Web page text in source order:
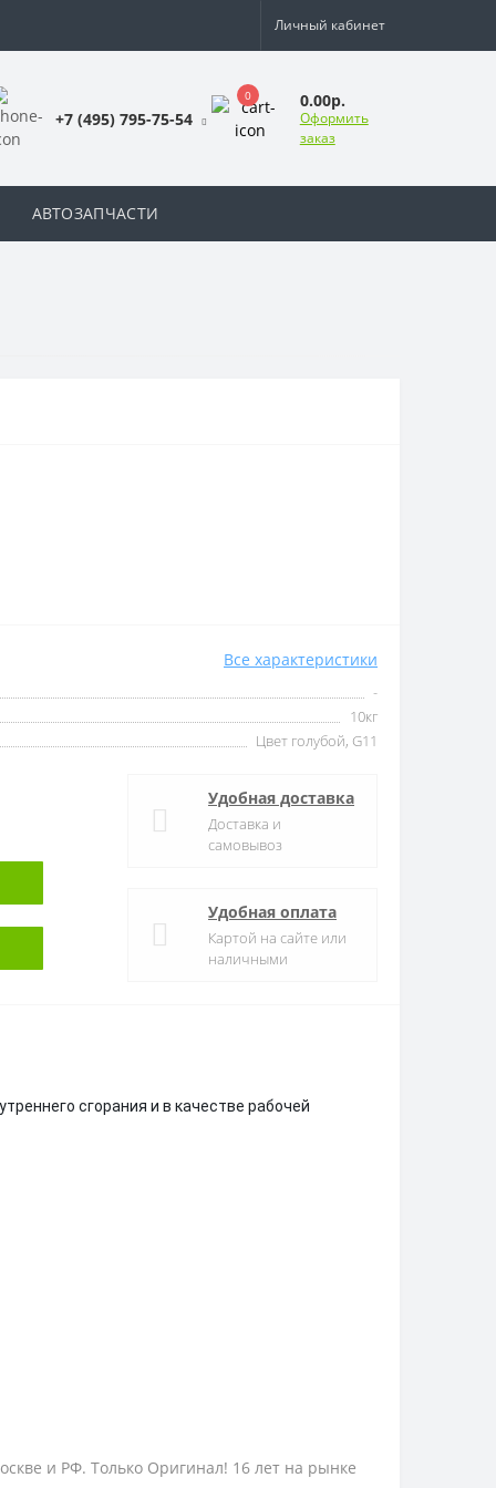
Личный кабинет
+7 (495) 795-75-54
0 0.00р.
Оформить
заказ
АВТОЗАПЧАСТИ
Все характеристики
-
10кг
Цвет голубой, G11
Удобная доставка
Доставка и
самовывоз
Удобная оплата
Картой на сайте или
наличными
сгорания и в качестве рабочей
и РФ. Только Оригинал! 16 лет на рынке